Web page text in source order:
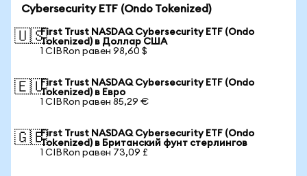
Cybersecurity ETF (Ondo Tokenized)
🇺🇸First Trust NASDAQ Cybersecurity ETF (Ondo
Tokenized) в Доллар США
1 CIBRon равен 98,60 $
🇪🇺First Trust NASDAQ Cybersecurity ETF (Ondo
Tokenized) в Евро
1 CIBRon равен 85,29 €
🇬🇧First Trust NASDAQ Cybersecurity ETF (Ondo
Tokenized) в Британский фунт стерлингов
1 CIBRon равен 73,09 £